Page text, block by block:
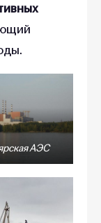
АЭС